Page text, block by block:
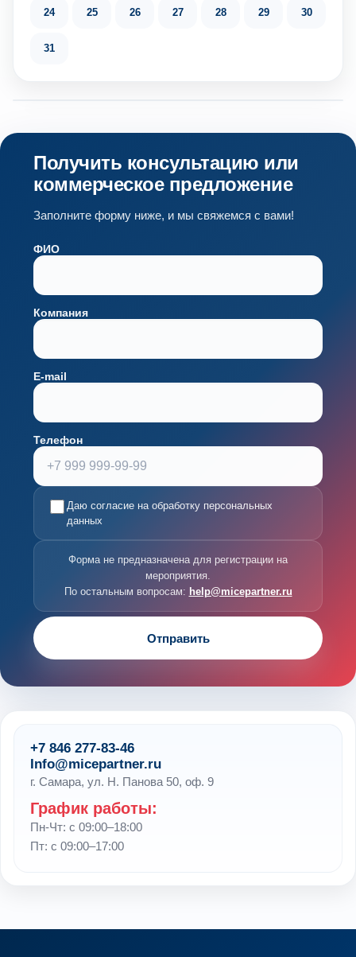
24 25 26 27 28 29 30
31
Получить консультацию или
коммерческое предложение
Заполните форму ниже, и мы свяжемся с вами!
ФИО
Компания
E-mail
Телефон
Даю согласие на обработку персональных
данных
Форма не предназначена для регистрации на
мероприятия.
По остальным вопросам: help@micepartner.ru
Отправить
+7 846 277-83-46
Info@micepartner.ru
г. Самара, ул. Н. Панова 50, оф. 9
График работы:
Пн-Чт: с 09:00–18:00
Пт: с 09:00–17:00